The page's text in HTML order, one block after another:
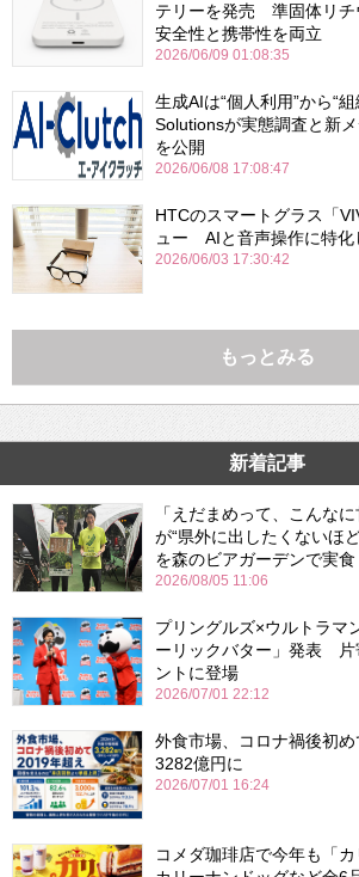
テリーを発売 準固体リチ
安全性と携帯性を両立
2026/06/09 01:08:35
生成AIは“個人利用”から“
Solutionsが実態調査と新メ
を公開
2026/06/08 17:08:47
HTCのスマートグラス「
ュー AIと音声操作に特化
2026/06/03 17:30:42
もっとみる
新着記事
「えだまめって、こんな
が“県外に出したくないほ
を森のビアガーデンで実食
2026/08/05 11:06
プリングルズ×ウルトラマ
ーリックバター」発表 片
ントに登場
2026/07/01 22:12
外食市場、コロナ禍後初
3282億円に
2026/07/01 16:24
コメダ珈琲店で今年も「